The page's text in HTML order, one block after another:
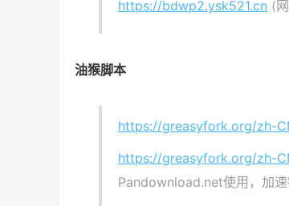
https://bdwp2.ysk521.cn (
油猴脚本
https://greasyfork.org/zh-
https://greasyfork.org/zh-
Pandownload.net使用，加